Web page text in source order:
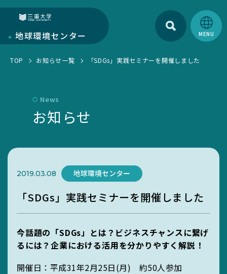
地球環境センター
検索
地球環境センターについて
環境・SDGs報告書
環境・SDGsマネジメントシステム
環境・情報科学館1F利用案内
部門紹介
研究部門
学生活動
町屋海岸清掃
SciLets
MIEUポイント
TOP お知らせ一覧 「SDGs」実践セミナーを開催しました
News
お知らせ
2019.03.08 地球環境センター
「SDGs」実践セミナーを開催しました
今話題の「SDGs」とは？ビジネスチャンスに繋げ
るには？企業における活用を分かりやすく解説！
開催日：平成31年2月25日(月) 約50人参加